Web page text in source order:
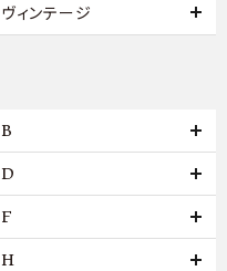
ヴィンテージ
B
D
F
H